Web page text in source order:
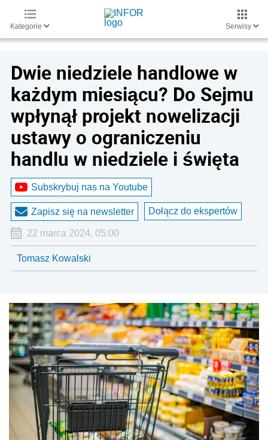
Kategorie Serwisy
Dwie niedziele handlowe w
każdym miesiącu? Do Sejmu
wpłynął projekt nowelizacji
ustawy o ograniczeniu
handlu w niedziele i święta
Subskrybuj nas na Youtube
Zapisz się na newsletter Dołącz do ekspertów
22 marca 2024, 05:00
Tomasz Kowalski